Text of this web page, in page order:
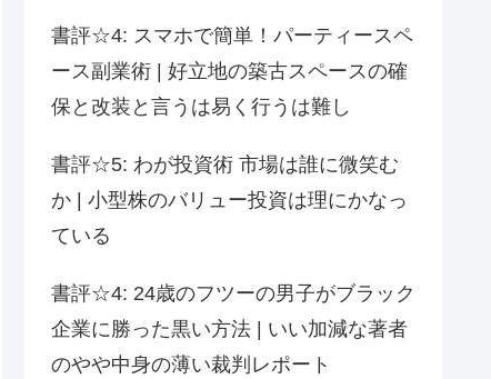
書評☆4: スマホで簡単！パーティースペ
ース副業術 | 好立地の築古スペースの確
保と改装と言うは易く行うは難し
書評☆5: わが投資術 市場は誰に微笑む
か | 小型株のバリュー投資は理にかなっ
ている
書評☆4: 24歳のフツーの男子がブラック
企業に勝った黒い方法 | いい加減な著者
のやや中身の薄い裁判レポート